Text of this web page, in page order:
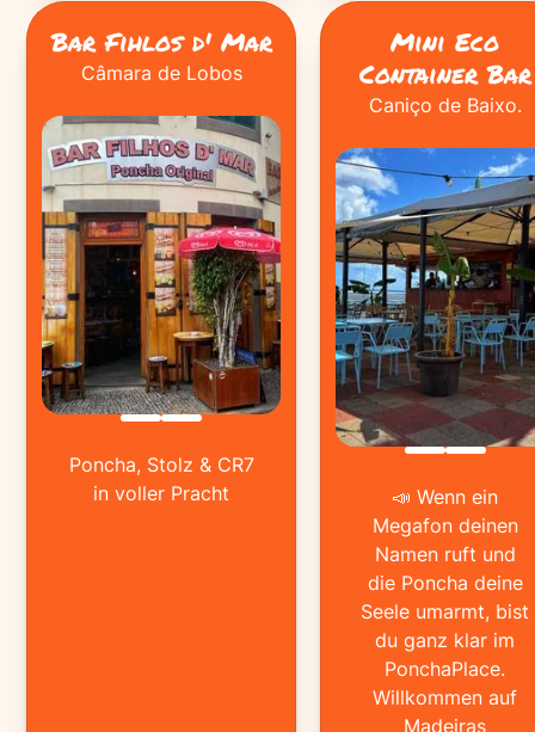
Bar Fihlos d' Mar
Câmara de Lobos
Poncha, Stolz & CR7
in voller Pracht
Mini Eco
Container Bar
Caniço de Baixo.
📣 Wenn ein
Megafon deinen
Namen ruft und
die Poncha deine
Seele umarmt, bist
du ganz klar im
PonchaPlace.
Willkommen auf
Madeiras